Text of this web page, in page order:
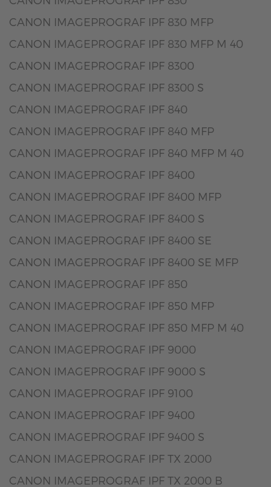
CANON IMAGEPROGRAF IPF 830 MFP
CANON IMAGEPROGRAF IPF 830 MFP M 40
CANON IMAGEPROGRAF IPF 8300
CANON IMAGEPROGRAF IPF 8300 S
CANON IMAGEPROGRAF IPF 840
CANON IMAGEPROGRAF IPF 840 MFP
CANON IMAGEPROGRAF IPF 840 MFP M 40
CANON IMAGEPROGRAF IPF 8400
CANON IMAGEPROGRAF IPF 8400 MFP
CANON IMAGEPROGRAF IPF 8400 S
CANON IMAGEPROGRAF IPF 8400 SE
CANON IMAGEPROGRAF IPF 8400 SE MFP
CANON IMAGEPROGRAF IPF 850
CANON IMAGEPROGRAF IPF 850 MFP
CANON IMAGEPROGRAF IPF 850 MFP M 40
CANON IMAGEPROGRAF IPF 9000
CANON IMAGEPROGRAF IPF 9000 S
CANON IMAGEPROGRAF IPF 9100
CANON IMAGEPROGRAF IPF 9400
CANON IMAGEPROGRAF IPF 9400 S
CANON IMAGEPROGRAF IPF TX 2000
CANON IMAGEPROGRAF IPF TX 2000 B